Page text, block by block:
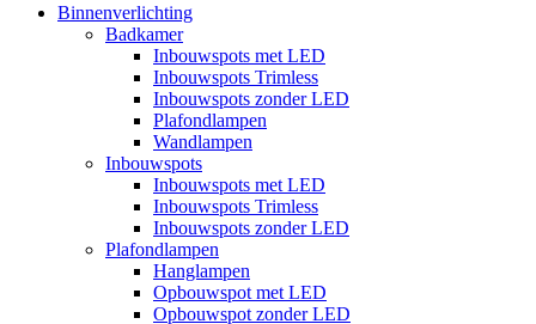
Binnenverlichting
Badkamer
Inbouwspots met LED
Inbouwspots Trimless
Inbouwspots zonder LED
Plafondlampen
Wandlampen
Inbouwspots
Inbouwspots met LED
Inbouwspots Trimless
Inbouwspots zonder LED
Plafondlampen
Hanglampen
Opbouwspot met LED
Opbouwspot zonder LED